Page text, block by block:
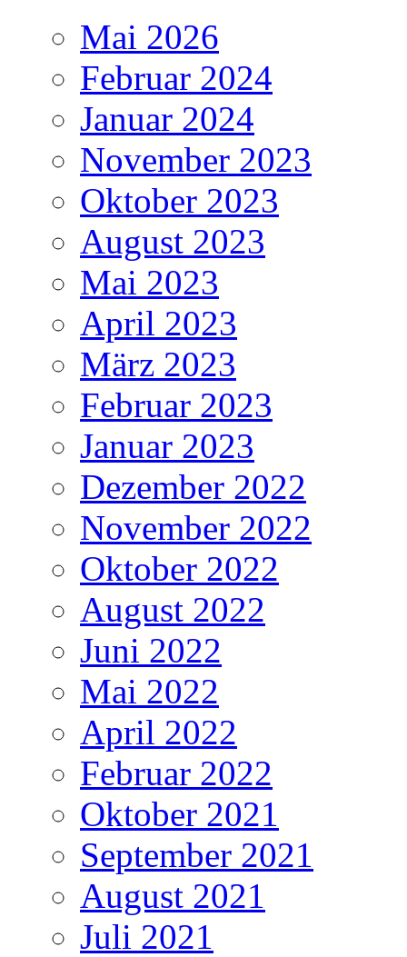
Mai 2026
Februar 2024
Januar 2024
November 2023
Oktober 2023
August 2023
Mai 2023
April 2023
März 2023
Februar 2023
Januar 2023
Dezember 2022
November 2022
Oktober 2022
August 2022
Juni 2022
Mai 2022
April 2022
Februar 2022
Oktober 2021
September 2021
August 2021
Juli 2021